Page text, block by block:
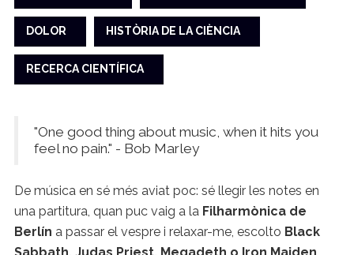
DOLOR HISTÒRIA DE LA CIÈNCIA
RECERCA CIENTÍFICA
"One good thing about music, when it hits you
feel no pain." - Bob Marley
De música en sé més aviat poc: sé llegir les notes en
una partitura, quan puc vaig a la Filharmònica de
Berlín a passar el vespre i relaxar-me, escolto Black